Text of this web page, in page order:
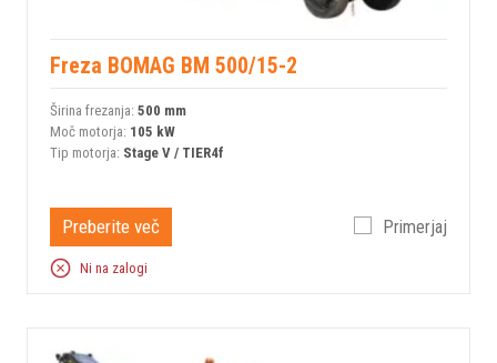
Freza BOMAG BM 500/15-2
Širina frezanja: 500 mm
Moč motorja: 105 kW
Tip motorja: Stage V / TIER4f
Preberite več Primerjaj
Ni na zalogi